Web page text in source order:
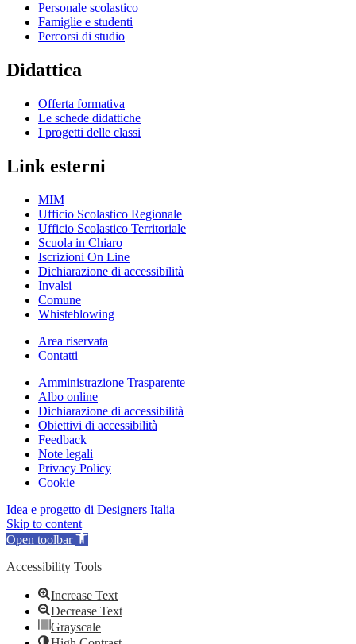
Personale scolastico
Famiglie e studenti
Percorsi di studio
Didattica
Offerta formativa
Le schede didattiche
I progetti delle classi
Link esterni
MIM
Ufficio Scolastico Regionale
Ufficio Scolastico Territoriale
Scuola in Chiaro
Iscrizioni On Line
Dichiarazione di accessibilità
Invalsi
Comune
Whisteblowing
Area riservata
Contatti
Amministrazione Trasparente
Albo online
Dichiarazione di accessibilità
Obiettivi di accessibilità
Feedback
Note legali
Privacy Policy
Cookie
Idea e progetto di Designers Italia
Skip to content
Open toolbar
Accessibility Tools
Increase Text
Decrease Text
Grayscale